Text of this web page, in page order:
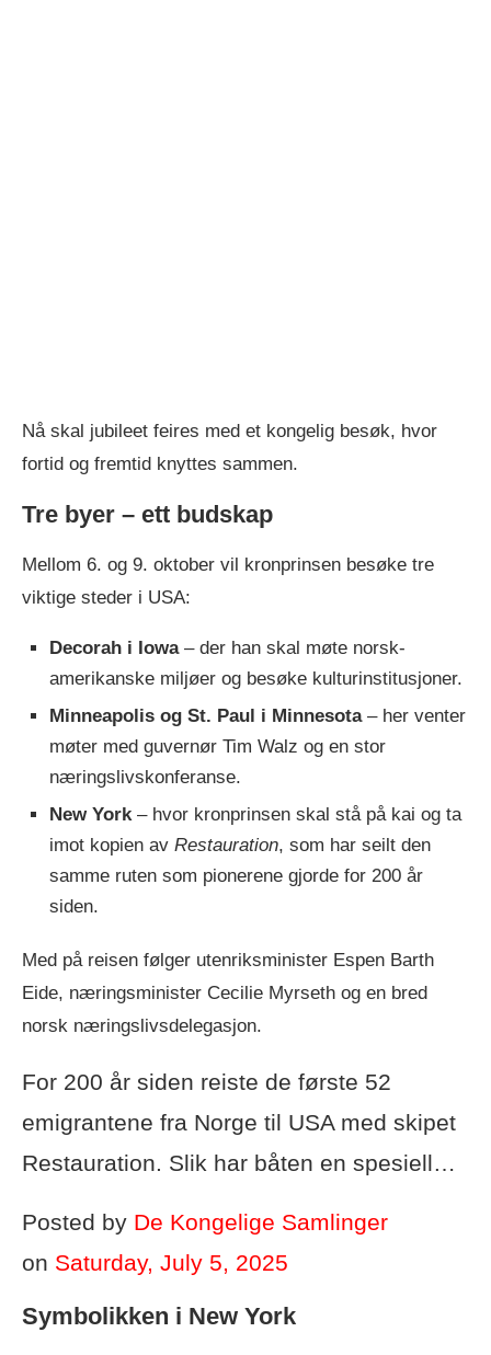
Nå skal jubileet feires med et kongelig besøk, hvor
fortid og fremtid knyttes sammen.
Tre byer – ett budskap
Mellom 6. og 9. oktober vil kronprinsen besøke tre
viktige steder i USA:
Decorah i Iowa– der han skal møte norsk-
amerikanske miljøer og besøke kulturinstitusjoner.
Minneapolis og St. Paul i Minnesota– her venter
møter med guvernør Tim Walz og en stor
næringslivskonferanse.
New York– hvor kronprinsen skal stå på kai og ta
imot kopien av Restauration, som har seilt den
samme ruten som pionerene gjorde for 200 år
siden.
Med på reisen følger utenriksminister Espen Barth
Eide, næringsminister Cecilie Myrseth og en bred
norsk næringslivsdelegasjon.
For 200 år siden reiste de første 52
emigrantene fra Norge til USA med skipet
Restauration. Slik har båten en spesiell…
Posted by De Kongelige Samlinger
on Saturday, July 5, 2025
Symbolikken i New York